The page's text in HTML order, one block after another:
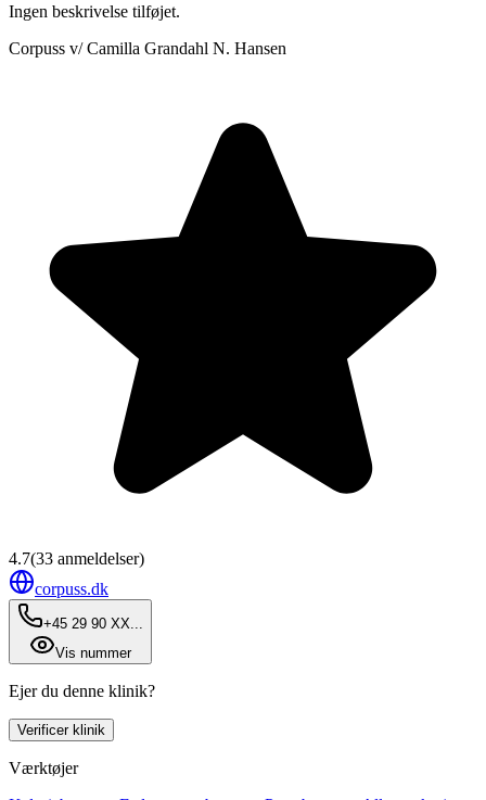
Ingen beskrivelse tilføjet.
Corpuss v/ Camilla Grandahl N. Hansen
4.7(33 anmeldelser)
corpuss.dk
+45 29 90 XX...
Vis nummer
Ejer du denne klinik?
Verificer klinik
Værktøjer